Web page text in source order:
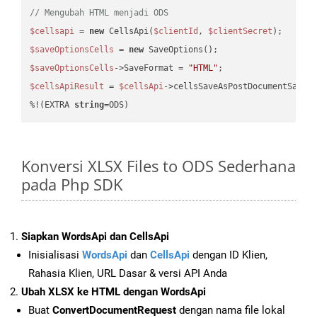
// Mengubah HTML menjadi ODS
$cellsapi = new CellsApi( $clientId , $clientSecret
$saveOptionsCells = new
$saveOptionsCells ->SaveFormat = "HTML"
$cellsApiResult = $cellsApi-
%!(EXTRA string=ODS)
Konversi XLSX Files to ODS Sederhana
pada Php SDK
Siapkan WordsApi dan CellsApi
Inisialisasi WordsApi dan CellsApi dengan ID Klien,
Rahasia Klien, URL Dasar & versi API Anda
Ubah XLSX ke HTML dengan WordsApi
Buat ConvertDocumentRequest dengan nama file lokal